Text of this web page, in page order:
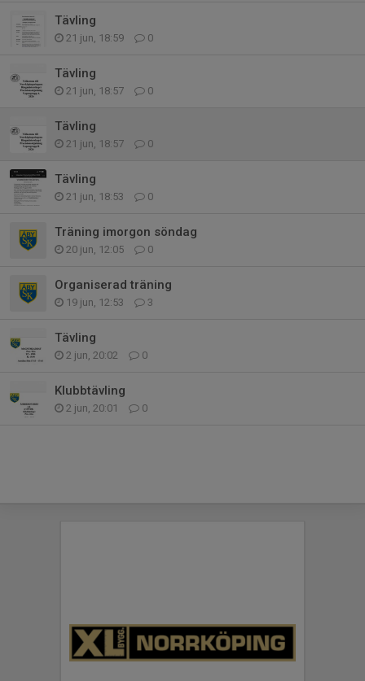
Tävling
21 jun, 18:59 0
Tävling
21 jun, 18:57 0
Tävling
21 jun, 18:57 0
Tävling
21 jun, 18:53 0
Träning imorgon söndag
20 jun, 12:05 0
Organiserad träning
19 jun, 12:53 3
Tävling
2 jun, 20:02 0
Klubbtävling
2 jun, 20:01 0